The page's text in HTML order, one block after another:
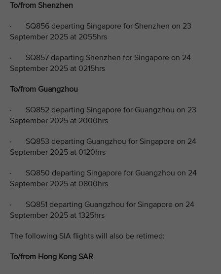
To/from Shenzhen
· SQ856 departing Singapore for Shenzhen on 23
September 2025 at 2055hrs
· SQ857 departing Shenzhen for Singapore on 24
September 2025 at 0215hrs
To/from Guangzhou
· SQ852 departing Singapore for Guangzhou on 23
September 2025 at 2000hrs
· SQ853 departing Guangzhou for Singapore on 24
September 2025 at 0120hrs
· SQ850 departing Singapore for Guangzhou on 24
September 2025 at 0800hrs
· SQ851 departing Guangzhou for Singapore on 24
September 2025 at 1325hrs
The following SIA flights will also be retimed:
To/from Hong Kong SAR